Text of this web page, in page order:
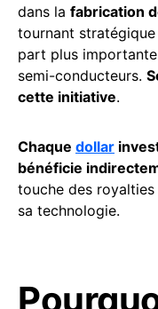
dans la fabrication
tournant
part plus
semi-conducteurs.
cette initiative.
Chaque dollar
bénéficie
touche des
sa technologie.